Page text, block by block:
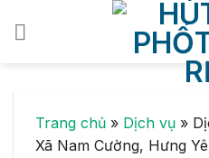
Trang chủ » Dịch vụ »
Xã Nam Cường, Hưng